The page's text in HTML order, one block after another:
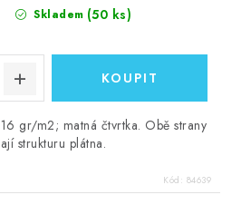
Skladem (50 ks)
gr/m2; matná čtvrtka. Obě strany
strukturu plátna.
Kód: 84639